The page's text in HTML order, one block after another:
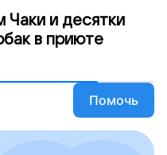
Чаки и десятки
в приюте
Помочь